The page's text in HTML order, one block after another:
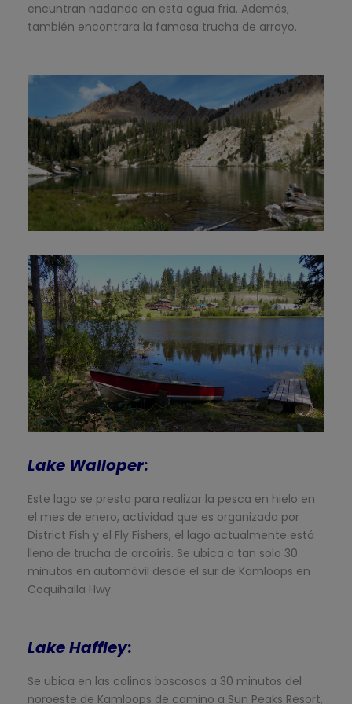
encuntran nadando en esta agua fria. Además,
también encontrara la famosa trucha de arroyo.
Lake Walloper:
Este lago se presta para realizar la pesca en hielo en
el mes de enero, actividad que es organizada por
District Fish y el Fly Fishers, el lago actualmente está
lleno de trucha de arcoíris. Se ubica a tan solo 30
minutos en automóvil desde el sur de Kamloops en
Coquihalla Hwy.
Lake Haffley:
Se ubica en las colinas boscosas a 30 minutos del
noroeste de Kamloops de camino a Sun Peaks Resort,